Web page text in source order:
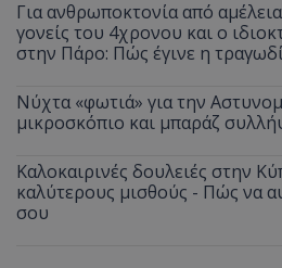
Για ανθρωποκτονία από
γονείς του 4χρονου και ο
στην Πάρο: Πώς έγινε η
Νύχτα «φωτιά» για την
μικροσκόπιο και μπαράζ
Καλοκαιρινές δουλειές στην
καλύτερους μισθούς - Πώς να
σου